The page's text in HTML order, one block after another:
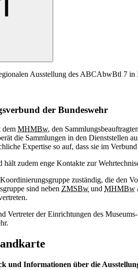
Ausstellung des ABCAbwBtl 7 in
der Bundeswehr
dem MHMBw, den
die Sammlungen in den Dienststellen
Expertise so auf, dass sie im
zudem enge Kontakte zur
zuständig, die den
sind neben ZMSBw und MHMBw
Vertreter der Einrichtungen des
und Informationen über die